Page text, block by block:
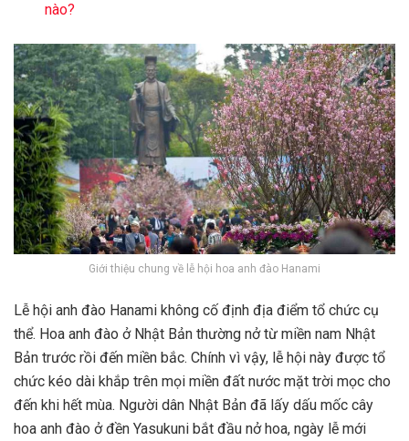
nào?
Giới thiệu chung về lễ hội hoa anh đào Hanami
Lễ hội anh đào Hanami không cố định địa điểm tổ chức cụ
thể. Hoa anh đào ở Nhật Bản thường nở từ miền nam Nhật
Bản trước rồi đến miền bắc. Chính vì vậy, lễ hội này được tổ
chức kéo dài khắp trên mọi miền đất nước mặt trời mọc cho
đến khi hết mùa. Người dân Nhật Bản đã lấy dấu mốc cây
hoa anh đào ở đền Yasukuni bắt đầu nở hoa, ngày lễ mới